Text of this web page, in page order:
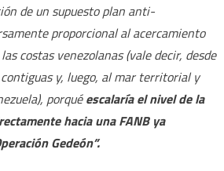
de un supuesto plan anti-
proporcional al acercamiento
costas venezolanas (vale decir, desde
y, luego, al mar territorial y
porquéescalaría el nivel de la
hacia una FANB ya
Gedeón”.